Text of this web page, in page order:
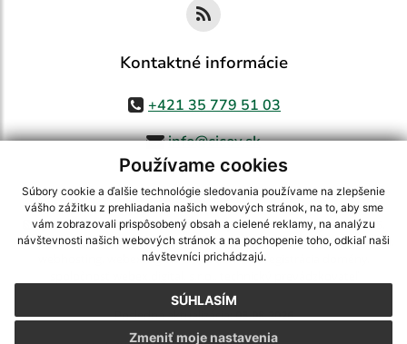
Používame cookies
Súbory cookie a ďalšie technológie sledovania používame na zlepšenie
vášho zážitku z prehliadania našich webových stránok, na to, aby sme
vám zobrazovali prispôsobený obsah a cielené reklamy, na analýzu
návštevnosti našich webových stránok a na pochopenie toho, odkiaľ naši
návštevníci prichádzajú.
SÚHLASÍM
Zmeniť moje nastavenia
Kontaktné informácie
+421 35 779 51 03
info@cicov.sk
využite možnosť získavania aktuálnych informácií s využitím RSS
CMS systém (redakčný) systém ECHELON 2,Mapa stránok,web portál
webex.digital, s.r.o.,domény,registrácia domény
Posledná aktualizácia:03.08.2026